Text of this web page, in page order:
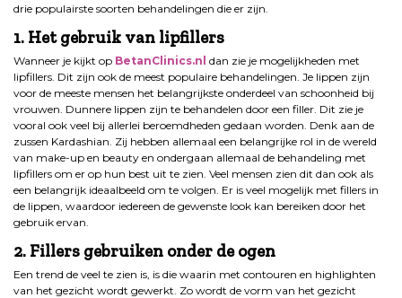
drie populairste soorten behandelingen die er zijn.
1. Het gebruik van lipfillers
Wanneer je kijkt op BetanClinics.nl dan zie je mogelijkheden met
lipfillers. Dit zijn ook de meest populaire behandelingen. Je lippen zijn
voor de meeste mensen het belangrijkste onderdeel van schoonheid bij
vrouwen. Dunnere lippen zijn te behandelen door een filler. Dit zie je
vooral ook veel bij allerlei beroemdheden gedaan worden. Denk aan de
zussen Kardashian. Zij hebben allemaal een belangrijke rol in de wereld
van make-up en beauty en ondergaan allemaal de behandeling met
lipfillers om er op hun best uit te zien. Veel mensen zien dit dan ook als
een belangrijk ideaalbeeld om te volgen. Er is veel mogelijk met fillers in
de lippen, waardoor iedereen de gewenste look kan bereiken door het
gebruik ervan.
2. Fillers gebruiken onder de ogen
Een trend de veel te zien is, is die waarin met contouren en highlighten
van het gezicht wordt gewerkt. Zo wordt de vorm van het gezicht